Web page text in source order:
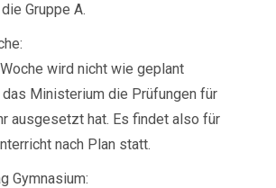
Gruppe A.
wird nicht wie geplant
Ministerium die Prüfungen für
ausgesetzt hat. Es findet also für
nach Plan statt.
Gymnasium: